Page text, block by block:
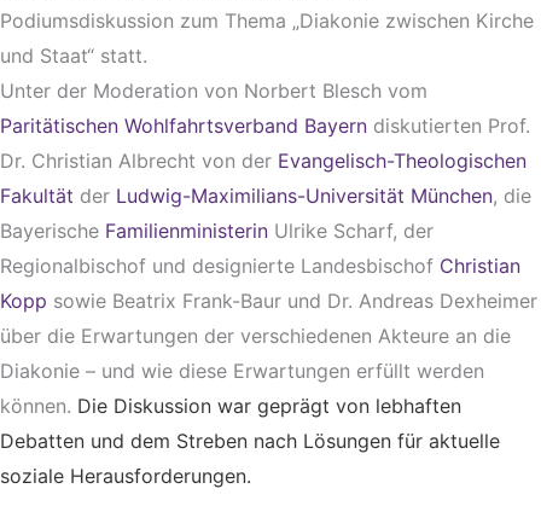
Podiumsdiskussion zum Thema „Diakonie zwischen Kirche
und Staat“ statt.
Unter der Moderation von Norbert Blesch vom
Paritätischen Wohlfahrtsverband Bayern diskutierten Prof.
Dr. Christian Albrecht von der Evangelisch-Theologischen
Fakultät der Ludwig-Maximilians-Universität München, die
Bayerische Familienministerin Ulrike Scharf, der
Regionalbischof und designierte Landesbischof Christian
Kopp sowie Beatrix Frank-Baur und Dr. Andreas Dexheimer
über die Erwartungen der verschiedenen Akteure an die
Diakonie – und wie diese Erwartungen erfüllt werden
können. Die Diskussion war geprägt von lebhaften
Debatten und dem Streben nach Lösungen für aktuelle
soziale Herausforderungen.